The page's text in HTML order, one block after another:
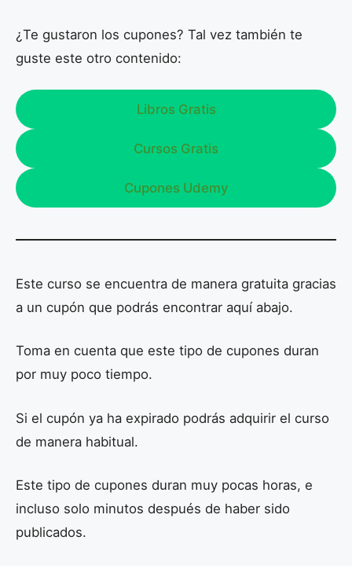
¿Te gustaron los cupones? Tal vez también te
guste este otro contenido:
Libros Gratis
Cursos Gratis
Cupones Udemy
Este curso se encuentra de manera gratuita gracias
a un cupón que podrás encontrar aquí abajo.
Toma en cuenta que este tipo de cupones duran
por muy poco tiempo.
Si el cupón ya ha expirado podrás adquirir el curso
de manera habitual.
Este tipo de cupones duran muy pocas horas, e
incluso solo minutos después de haber sido
publicados.